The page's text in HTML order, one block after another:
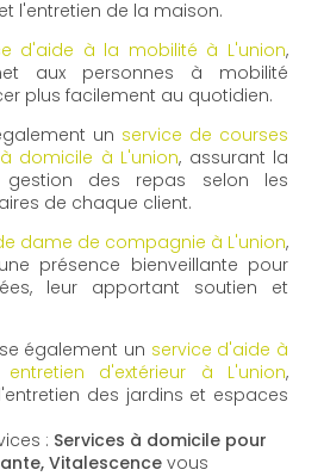
l'entretien de la maison.
d'aide à la mobilité à L'union,
aux personnes à mobilité
plus facilement au quotidien.
un service de courses
domicile à L'union, assurant la
des repas selon les
de chaque client.
dame de compagnie à L'union,
présence bienveillante pour
leur apportant soutien et
également un service d'aide à
d'extérieur à L'union,
des jardins et espaces
: Services à domicile pour
Vitalescence vous